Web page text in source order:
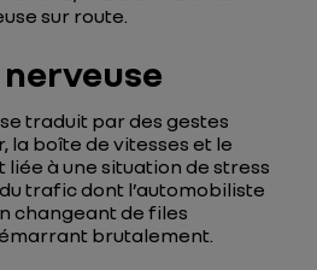
sur route.
traduit par des gestes
la boîte de vitesses et le
liée à une situation de stress
trafic dont l’automobiliste
changeant de files
brutalement.